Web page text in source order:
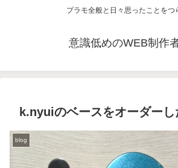
プラモ全般と日々思ったことをつ
意識低めのWEB制作
k.nyuiのベースをオーダーし
blog